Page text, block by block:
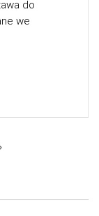
do
we